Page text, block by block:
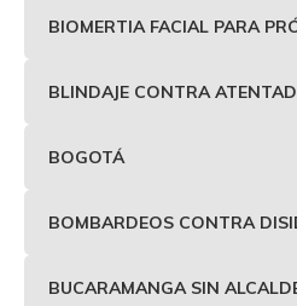
BIOMERTIA FACIAL PARA
BLINDAJE CONTRA
BOGOTÁ
BOMBARDEOS CONTRA
BUCARAMANGA SIN